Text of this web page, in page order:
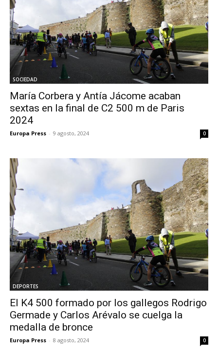
SOCIEDAD
María Corbera y Antía Jácome acaban
sextas en la final de C2 500 m de Paris
2024
Europa Press - 9 agosto, 2024 0
DEPORTES
El K4 500 formado por los gallegos Rodrigo
Germade y Carlos Arévalo se cuelga la
medalla de bronce
Europa Press - 8 agosto, 2024 0